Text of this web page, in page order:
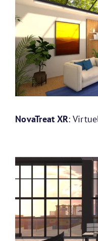
NovaTreat XR: